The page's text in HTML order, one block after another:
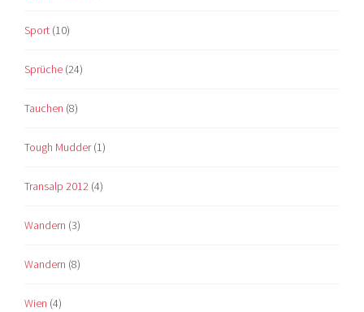
Sport (10)
Sprüche (24)
Tauchen (8)
Tough Mudder(1)
Transalp 2012 (4)
Wandern (3)
Wandern (8)
Wien (4)